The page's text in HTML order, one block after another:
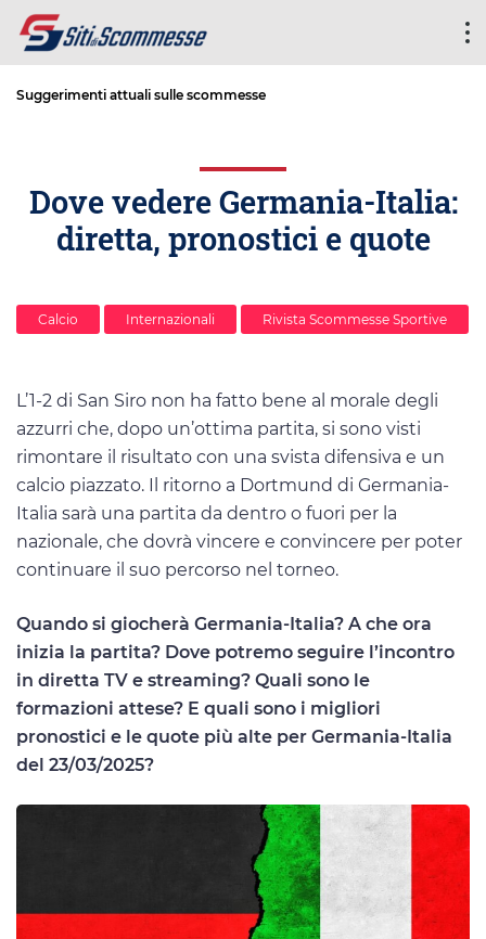
Suggerimenti attuali sulle scommesse
Dove vedere Germania-Italia:
diretta, pronostici e quote
Calcio Internazionali Rivista Scommesse Sportive
L’1-2 di San Siro non ha fatto bene al morale degli
azzurri che, dopo un’ottima partita, si sono visti
rimontare il risultato con una svista difensiva e un
calcio piazzato. Il ritorno a Dortmund di Germania-
Italia sarà una partita da dentro o fuori per la
nazionale, che dovrà vincere e convincere per poter
continuare il suo percorso nel torneo.
Quando si giocherà Germania-Italia? A che ora
inizia la partita? Dove potremo seguire l’incontro
in diretta TV e streaming? Quali sono le
formazioni attese? E quali sono i migliori
pronostici e le quote più alte per Germania-Italia
del 23/03/2025?